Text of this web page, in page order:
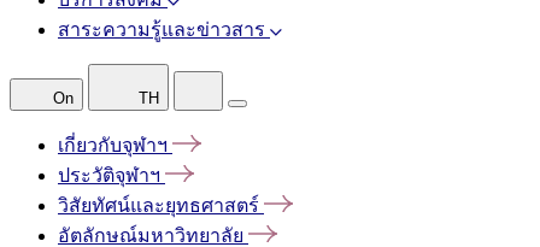
สาระความรู้และข่าวสาร
On TH
เกี่ยวกับจุฬาฯ
ประวัติจุฬาฯ
วิสัยทัศน์และยุทธศาสตร์
อัตลักษณ์มหาวิทยาลัย